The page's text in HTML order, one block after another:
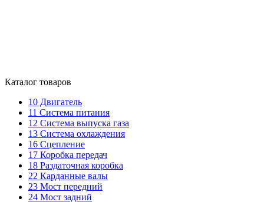
Каталог товаров
10 Двигатель
11 Система питания
12 Система выпуска газа
13 Система охлаждения
16 Сцепление
17 Коробка передач
18 Раздаточная коробка
22 Карданные валы
23 Мост передний
24 Мост задний